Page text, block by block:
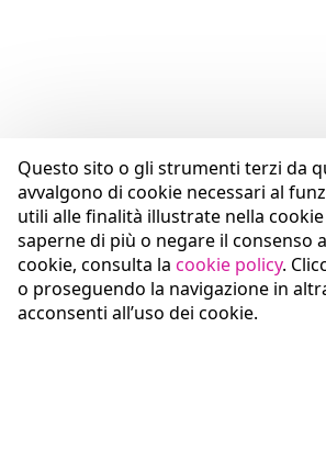
Questo sito o gli strumenti terzi da
avvalgono di cookie necessari al
utili alle finalità illustrate nella cookie
saperne di più o negare il consenso
cookie, consulta la cookie policy.
o proseguendo la navigazione in
acconsenti all’uso dei cookie.